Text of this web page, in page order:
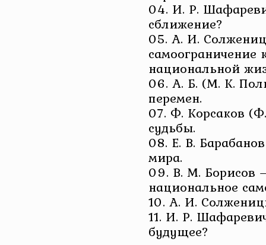
04. И. Р.
сближение?
05. А. И.
самоограничение
национальной
06. А. Б. (М. К.
перемен.
07. Ф. Корсаков
судьбы.
08. Е. В.
мира.
09. В. М. Борисов
национальное
10. А. И.
11. И. Р.
будущее?